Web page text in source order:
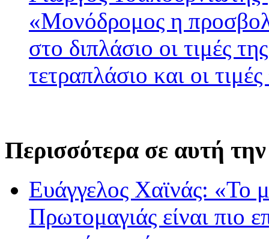
«Μονόδρομος η
στο διπλάσιο οι τιμές
τετραπλάσιο και οι
Περισσότερα σε αυτή
Ευάγγελος Χαϊνάς: «Το
Πρωτομαγιάς είναι πιο